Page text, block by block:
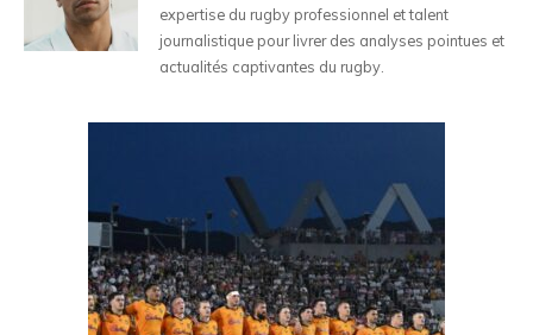
expertise du rugby professionnel et talent
journalistique pour livrer des analyses pointues et
actualités captivantes du rugby.